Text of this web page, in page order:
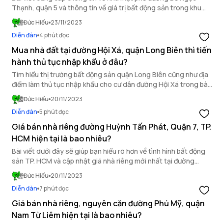
Thạnh, quận 5 và thông tin về giá trị bất động sản trong khu
vực trên.
Đức Hiếu 23/11/2023
Diễn đàn 4 phút đọc
Mua nhà đất tại đường Hội Xá, quận Long Biên thì tiến
hành thủ tục nhập khẩu ở đâu?
Tìm hiểu thị trường bất động sản quận Long Biên cũng như địa
điểm làm thủ tục nhập khẩu cho cư dân đường Hội Xá trong bài
viết dưới đây.
Đức Hiếu 20/11/2023
Diễn đàn 5 phút đọc
Giá bán nhà riêng đường Huỳnh Tấn Phát, Quận 7, TP.
HCM hiện tại là bao nhiêu?
Bài viết dưới đây sẽ giúp bạn hiểu rõ hơn về tình hình bất động
sản TP. HCM và cập nhật giá nhà riêng mới nhất tại đường
Huỳnh Tấn Phát, Quận 7.
Đức Hiếu 20/11/2023
Diễn đàn 7 phút đọc
Giá bán nhà riêng, nguyên căn đường Phú Mỹ, quận
Nam Từ Liêm hiện tại là bao nhiêu?